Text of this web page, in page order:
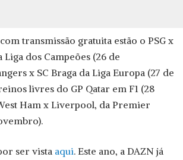
transmissão gratuita estão o PSG x
Liga dos Campeões (26 de
x SC Braga da Liga Europa (27 de
livres do GP Qatar em F1 (28
Ham x Liverpool, da Premier
ser vista aqui. Este ano, a DAZN já